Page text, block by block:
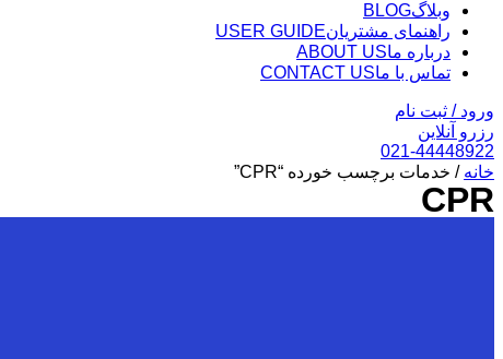
وبلاگBLOG
راهنمای مشتریانUSER GUIDE
درباره ماABOUT US
تماس با ماCONTACT US
ورود / ثبت نام
رزرو آنلاین
021-44448922
خانه / خدمات برچسب خورده “CPR”
CPR